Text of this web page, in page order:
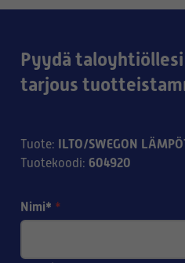
Pyydä
tarjous
Tuote: ILTO/SWEGON
Tuotekoodi: 604920
Nimi* *